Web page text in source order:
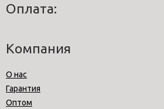
Оплата:
Компания
О нас
Гарантия
Оптом